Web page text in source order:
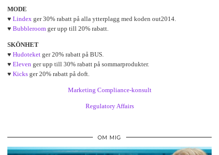
MODE
♥ Lindex ger 30% rabatt på alla ytterplagg med koden out2014.
♥ Bubbleroom ger upp till 20% rabatt.
SKÖNHET
♥ Hudoteket ger 20% rabatt på BUS.
♥ Eleven ger upp till 30% rabatt på sommarprodukter.
♥ Kicks ger 20% rabatt på doft.
Marketing Compliance-konsult
Regulatory Affairs
OM MIG